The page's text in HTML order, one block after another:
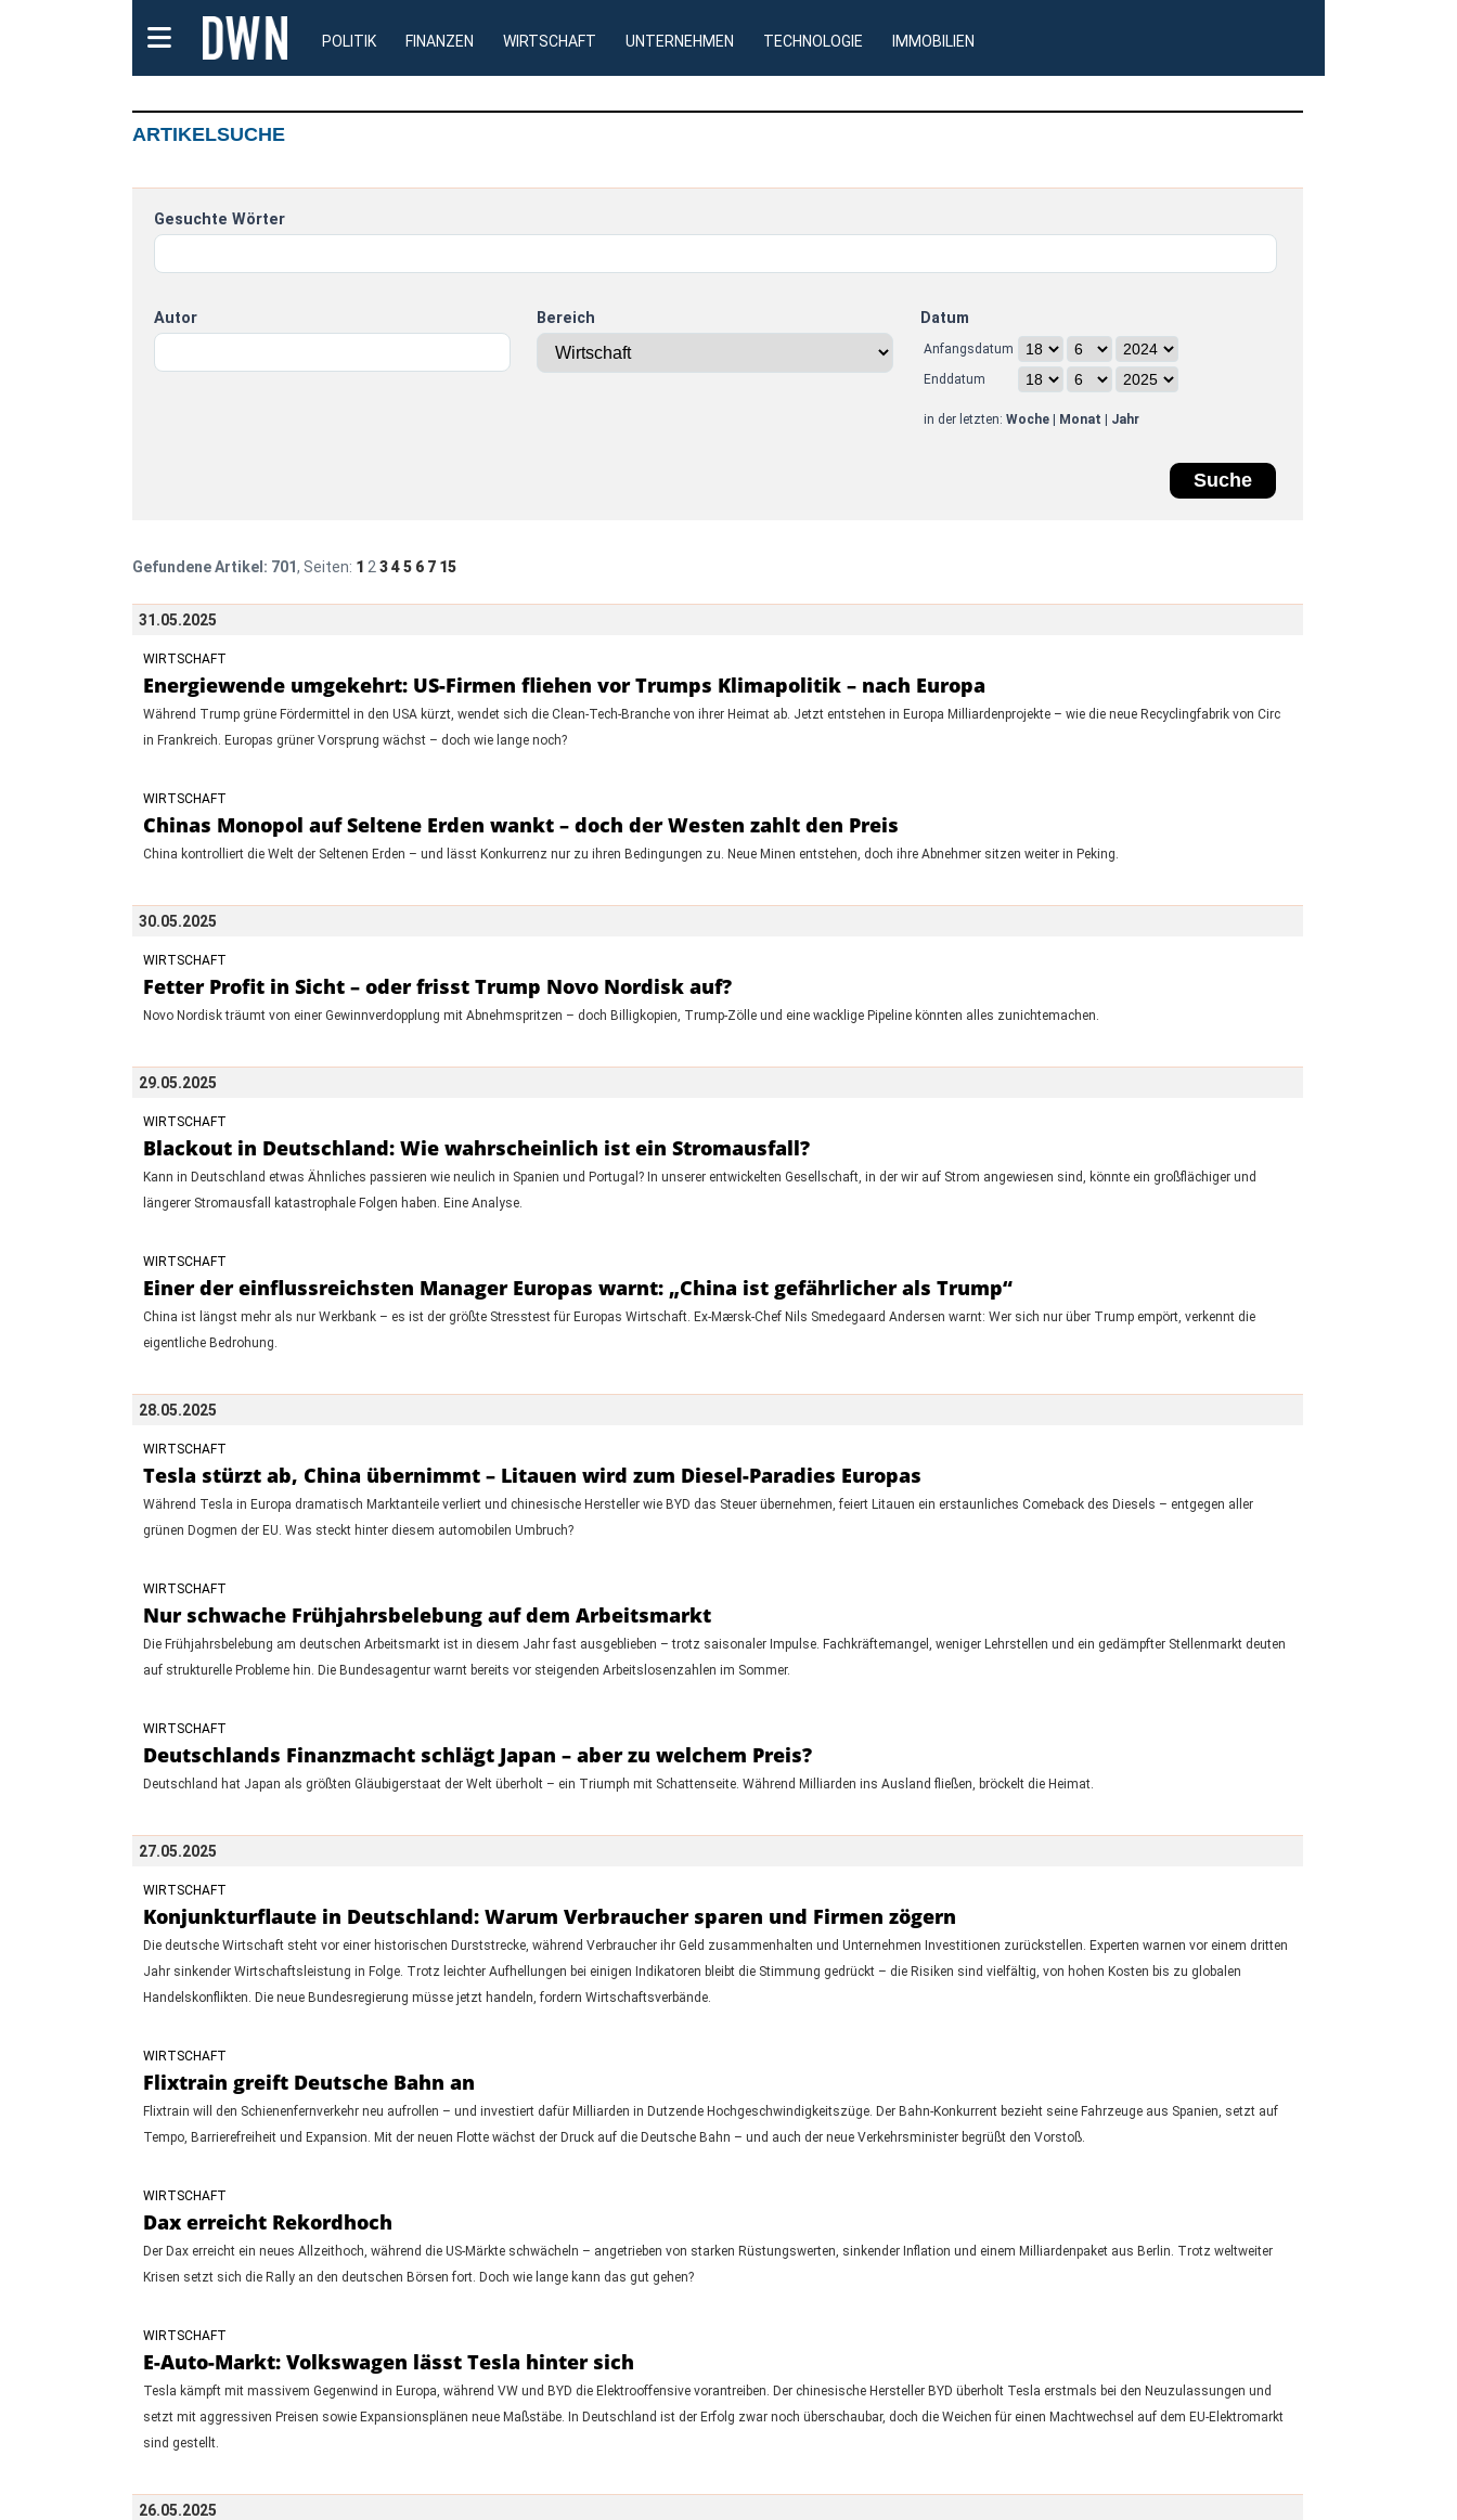
POLITIK FINANZEN WIRTSCHAFT UNTERNEHMEN TECHNOLOGIE IMMOBILIEN
ARTIKELSUCHE
Gesuchte Wörter
Autor Bereich Datum
Anfangsdatum
Enddatum
in der letzten: Woche| Monat Jahr
Gefundene Artikel: 701, Seiten: 1 2 345 6 7 15
31.05.2025
WIRTSCHAFT
Energiewende umgekehrt: US-Firmen fliehen vor Trumps Klimapolitik – nach Europa
Während Trump grüne Fördermittel in den USA kürzt, wendet sich die Clean-Tech-Branche von ihrer Heimat ab. Jetzt entstehen in Europa Milliardenprojekte – wie die neue Recyclingfabrik von Circ
in Frankreich. Europas grüner Vorsprung wächst – doch wie lange noch?
WIRTSCHAFT
Chinas Monopol auf Seltene Erden wankt – doch der Westen zahlt den Preis
China kontrolliert die Welt der Seltenen Erden – und lässt Konkurrenz nur zu ihren Bedingungen zu. Neue Minen entstehen, doch ihre Abnehmer sitzen weiter in Peking.
30.05.2025
WIRTSCHAFT
Fetter Profit in Sicht – oder frisst Trump Novo Nordisk auf?
Novo Nordisk träumt von einer Gewinnverdopplung mit Abnehmspritzen – doch Billigkopien, Trump-Zölle und eine wacklige Pipeline könnten alles zunichtemachen.
29.05.2025
WIRTSCHAFT
Blackout in Deutschland: Wie wahrscheinlich ist ein Stromausfall?
Kann in Deutschland etwas Ähnliches passieren wie neulich in Spanien und Portugal? In unserer entwickelten Gesellschaft, in der wir auf Strom angewiesen sind, könnte ein großflächiger und
längerer Stromausfall katastrophale Folgen haben. Eine Analyse.
WIRTSCHAFT
Einer der einflussreichsten Manager Europas warnt: „China ist gefährlicher als Trump“
China ist längst mehr als nur Werkbank – es ist der größte Stresstest für Europas Wirtschaft. Ex-Mærsk-Chef Nils Smedegaard Andersen warnt: Wer sich nur über Trump empört, verkennt die
eigentliche Bedrohung.
28.05.2025
WIRTSCHAFT
Tesla stürzt ab, China übernimmt – Litauen wird zum Diesel-Paradies Europas
Während Tesla in Europa dramatisch Marktanteile verliert und chinesische Hersteller wie BYD das Steuer übernehmen, feiert Litauen ein erstaunliches Comeback des Diesels – entgegen aller
grünen Dogmen der EU. Was steckt hinter diesem automobilen Umbruch?
WIRTSCHAFT
Nur schwache Frühjahrsbelebung auf dem Arbeitsmarkt
Die Frühjahrsbelebung am deutschen Arbeitsmarkt ist in diesem Jahr fast ausgeblieben – trotz saisonaler Impulse. Fachkräftemangel, weniger Lehrstellen und ein gedämpfter Stellenmarkt deuten
auf strukturelle Probleme hin. Die Bundesagentur warnt bereits vor steigenden Arbeitslosenzahlen im Sommer.
WIRTSCHAFT
Deutschlands Finanzmacht schlägt Japan – aber zu welchem Preis?
Deutschland hat Japan als größten Gläubigerstaat der Welt überholt – ein Triumph mit Schattenseite. Während Milliarden ins Ausland fließen, bröckelt die Heimat.
27.05.2025
WIRTSCHAFT
Konjunkturflaute in Deutschland: Warum Verbraucher sparen und Firmen zögern
Die deutsche Wirtschaft steht vor einer historischen Durststrecke, während Verbraucher ihr Geld zusammenhalten und Unternehmen Investitionen zurückstellen. Experten warnen vor einem dritten
Jahr sinkender Wirtschaftsleistung in Folge. Trotz leichter Aufhellungen bei einigen Indikatoren bleibt die Stimmung gedrückt – die Risiken sind vielfältig, von hohen Kosten bis zu globalen
Handelskonflikten. Die neue Bundesregierung müsse jetzt handeln, fordern Wirtschaftsverbände.
WIRTSCHAFT
Flixtrain greift Deutsche Bahn an
Flixtrain will den Schienenfernverkehr neu aufrollen – und investiert dafür Milliarden in Dutzende Hochgeschwindigkeitszüge. Der Bahn-Konkurrent bezieht seine Fahrzeuge aus Spanien, setzt auf
Tempo, Barrierefreiheit und Expansion. Mit der neuen Flotte wächst der Druck auf die Deutsche Bahn – und auch der neue Verkehrsminister begrüßt den Vorstoß.
WIRTSCHAFT
Dax erreicht Rekordhoch
Der Dax erreicht ein neues Allzeithoch, während die US-Märkte schwächeln – angetrieben von starken Rüstungswerten, sinkender Inflation und einem Milliardenpaket aus Berlin. Trotz weltweiter
Krisen setzt sich die Rally an den deutschen Börsen fort. Doch wie lange kann das gut gehen?
WIRTSCHAFT
E-Auto-Markt: Volkswagen lässt Tesla hinter sich
Tesla kämpft mit massivem Gegenwind in Europa, während VW und BYD die Elektrooffensive vorantreiben. Der chinesische Hersteller BYD überholt Tesla erstmals bei den Neuzulassungen und
setzt mit aggressiven Preisen sowie Expansionsplänen neue Maßstäbe. In Deutschland ist der Erfolg zwar noch überschaubar, doch die Weichen für einen Machtwechsel auf dem EU-Elektromarkt
sind gestellt.
26.05.2025